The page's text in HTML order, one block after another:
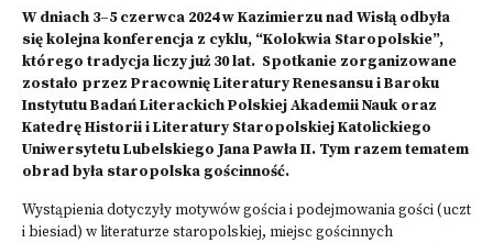
W dniach 3–5 czerwca 2024 w Kazimierzu nad Wisłą odbyła
się kolejna konferencja z cyklu, “Kolokwia Staropolskie”,
którego tradycja liczy już 30 lat. Spotkanie zorganizowane
zostało przez Pracownię Literatury Renesansu i Baroku
Instytutu Badań Literackich Polskiej Akademii Nauk oraz
Katedrę Historii i Literatury Staropolskiej Katolickiego
Uniwersytetu Lubelskiego Jana Pawła II. Tym razem tematem
obrad była staropolska gościnność.
Wystąpienia dotyczyły motywów gościa i podejmowania gości (uczt
i biesiad) w literaturze staropolskiej, miejsc gościnnych